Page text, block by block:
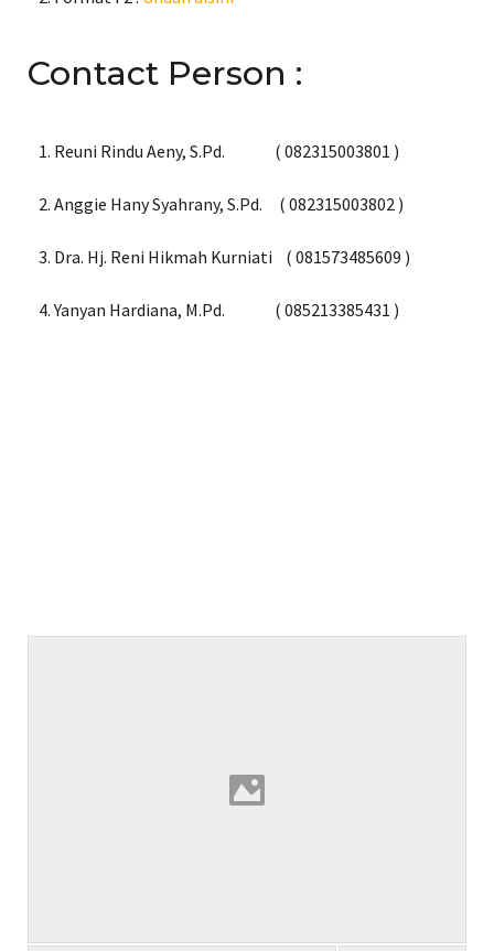
Contact Person :
Reuni Rindu Aeny, S.Pd. ( 082315003801 )
Anggie HanySyahrany, S.Pd. ( 082315003802 )
Dra. Hj. Reni Hikmah Kurniati ( 081573485609 )
Yanyan Hardiana, M.Pd. ( 085213385431 )